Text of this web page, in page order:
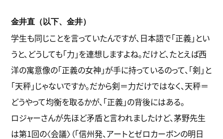
金井直（以下、金井）
学生も同じことを言っていたんですが、日本語で「正義」とい
うと、どうしても「力」を連想しますよね。だけど、たとえば西
洋の寓意像の「正義の女神」が手に持っているのって、「剣」と
「天秤」じゃないですか。だから剣＝力だけではなく、天秤＝
どうやって均衡を取るかが、「正義」の背後にはある。
ロジャーさんが先ほど矛盾と言われましたけど、茅野先生
は第1回の〈会議〉（「信州発、アートとゼロカーボンの明日